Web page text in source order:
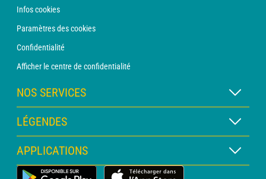
Infos cookies
Paramètres des cookies
Confidentialité
Afficher le centre de confidentialité
NOS SERVICES
Abonnement METEO Xpert
Abonnement METEO PRO
Consultation avec un prévisionniste
Bulletin PRO
LÉGENDES
Légende des cartes
Légende des pictogrammes
APPLICATIONS